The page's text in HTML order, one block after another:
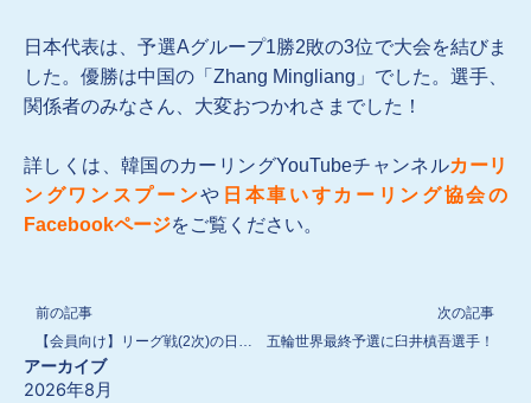
アーカイブ
2026年8月
日本代表は、予選Aグループ1勝2敗の3位で大会を結びま
した。優勝は中国の「Zhang Mingliang」でした。選手、
関係者のみなさん、大変おつかれさまでした！
詳しくは、韓国のカーリングYouTubeチャンネルカーリ
ングワンスプーンや 日本車いすカーリング協会の
Facebookページをご覧ください。
Prev
前の記事
【会員向け】リーグ戦(2次)の日程表と結果を更新しました
次の記事
五輪世界最終予選に臼井槙吾選手！